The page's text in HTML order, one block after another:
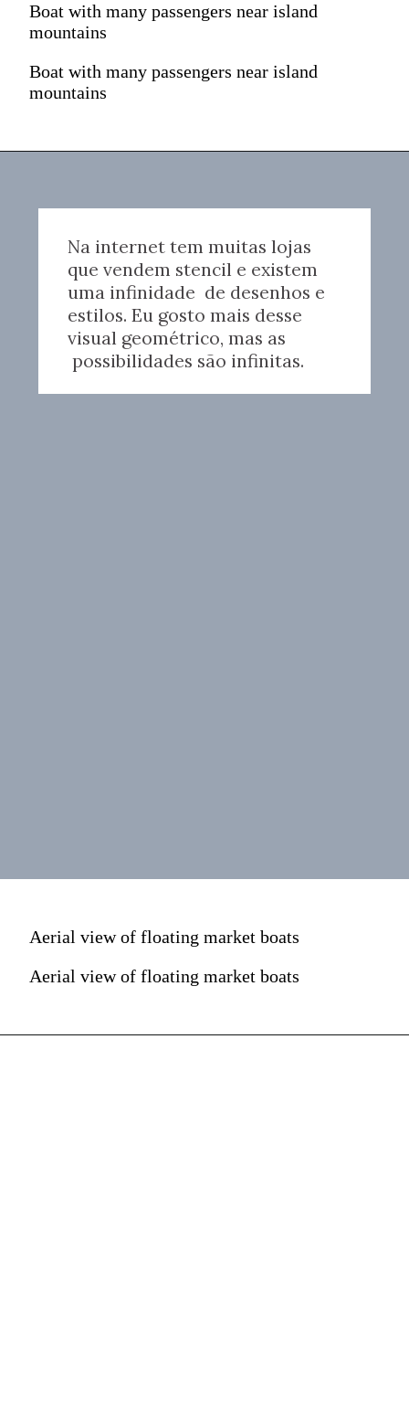
Boat with many passengers near island
mountains
Boat with many passengers near island
mountains
Na internet tem muitas lojas
que vendem stencil e existem
uma infinidade  de desenhos e
estilos. Eu gosto mais desse
visual geométrico, mas as
possibilidades são infinitas.
Aerial view of floating market boats
Aerial view of floating market boats